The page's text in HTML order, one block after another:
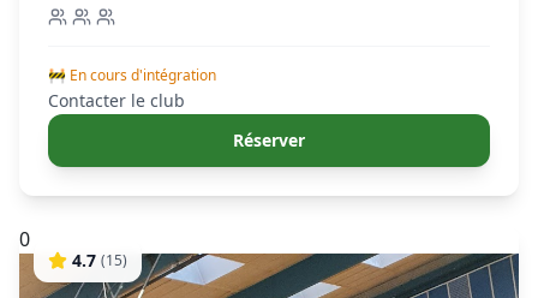
🚧 En cours d'intégration
Contacter le club
Réserver
0
4.7 (15)